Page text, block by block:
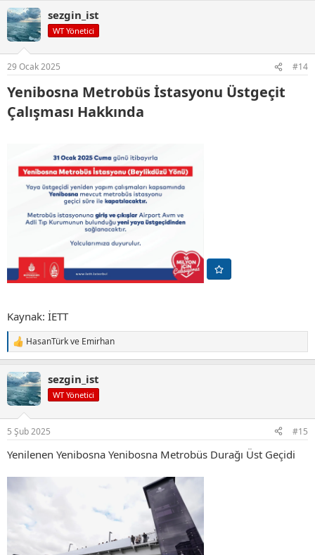
k
i
l
:
sezgin_ist
WT Yönetici
29 Ocak 2025 #14
Yenibosna Metrobüs İstasyonu Üstgeçit
Çalışması Hakkında​
Kaynak: İETT
T
e
k
i
l
HasanTürkve Emirhan
sezgin_ist
WT Yönetici
5 Şub 2025 #15
Yenilenen Yenibosna Yenibosna Metrobüs Durağı Üst Geçidi